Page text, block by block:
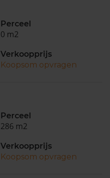
Perceel
0 m2
Verkoopprijs
Koopsom opvragen
Perceel
286 m2
Verkoopprijs
Koopsom opvragen